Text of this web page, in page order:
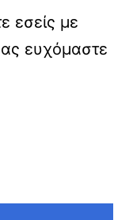
εσείς με
ευχόμαστε